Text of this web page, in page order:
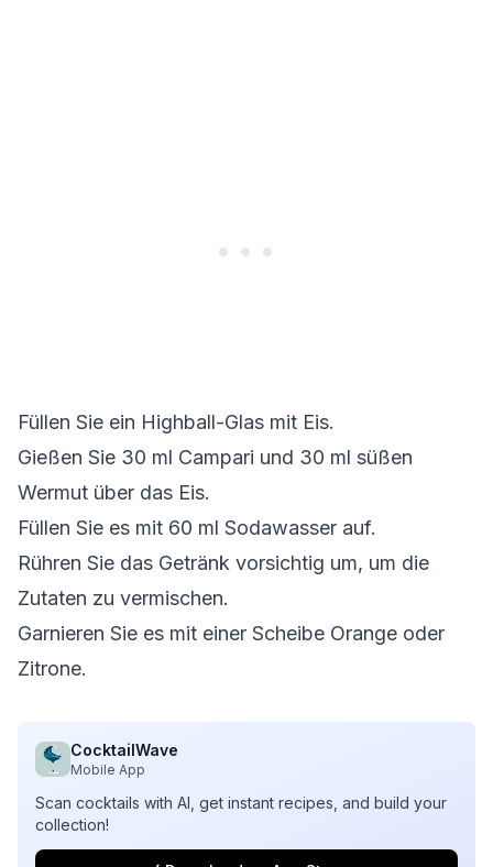
Füllen Sie ein Highball-Glas mit Eis.
Gießen Sie 30 ml Campari und 30 ml süßen
Wermut über das Eis.
Füllen Sie es mit 60 ml Sodawasser auf.
Rühren Sie das Getränk vorsichtig um, um die
Zutaten zu vermischen.
Garnieren Sie es mit einer Scheibe Orange oder
Zitrone.
CocktailWave
Mobile App
Scan cocktails with AI, get instant recipes, and build your
collection!